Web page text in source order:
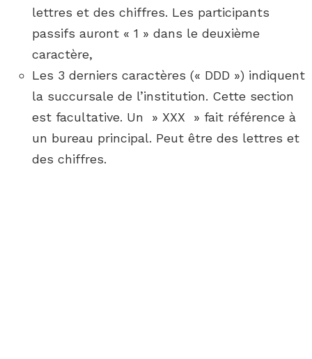
lettres et des chiffres. Les participants
passifs auront « 1 » dans le deuxième
caractère,
Les 3 derniers caractères (« DDD ») indiquent
la succursale de l’institution. Cette section
est facultative. Un » XXX » fait référence à
un bureau principal. Peut être des lettres et
des chiffres.